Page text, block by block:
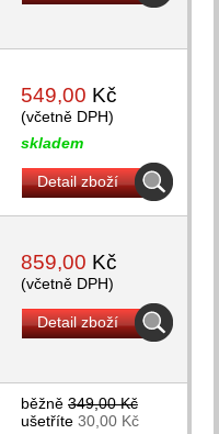
549,00 Kč
(včetně DPH)
skladem
Detail zboží
859,00 Kč
(včetně DPH)
Detail zboží
běžně 349,00 Kč
ušetříte 30,00 Kč